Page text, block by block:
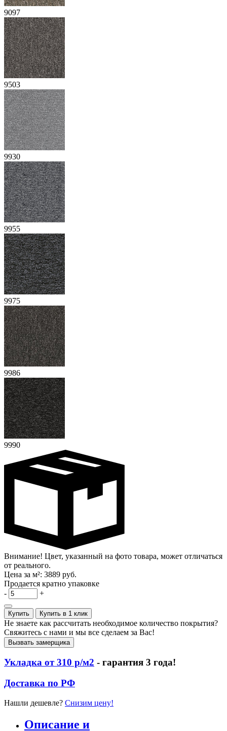
9097
9503
9930
9955
9975
9986
9990
Внимание! Цвет, указанный на фото товара, может отличаться
от реального.
Цена за м²: 3889 руб.
Продается кратно упаковке
-
+
Купить Купить в 1 клик
Не знаете как рассчитать необходимое количество покрытия?
Свяжитесь с нами и мы все сделаем за Вас!
Вызвать замерщика
Укладка от 310 р/м2 - гарантия 3 года!
Доставка по РФ
Нашли дешевле? Снизим цену!
Описание и